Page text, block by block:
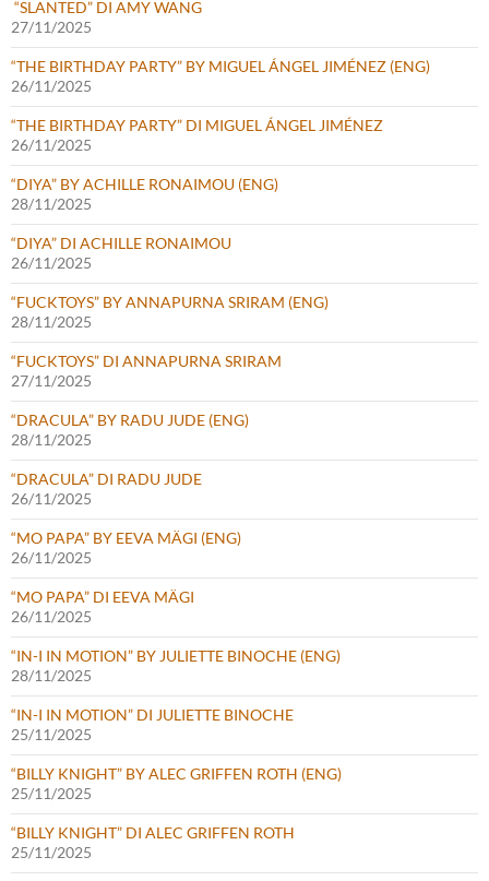
“SLANTED” DI AMY WANG
27/11/2025
“THE BIRTHDAY PARTY” BY MIGUEL ÁNGEL JIMÉNEZ (ENG)
26/11/2025
“THE BIRTHDAY PARTY” DI MIGUEL ÁNGEL JIMÉNEZ
26/11/2025
“DIYA” BY ACHILLE RONAIMOU (ENG)
28/11/2025
“DIYA” DI ACHILLE RONAIMOU
26/11/2025
“FUCKTOYS” BY ANNAPURNA SRIRAM (ENG)
28/11/2025
“FUCKTOYS” DI ANNAPURNA SRIRAM
27/11/2025
“DRACULA” BY RADU JUDE (ENG)
28/11/2025
“DRACULA” DI RADU JUDE
26/11/2025
“MO PAPA” BY EEVA MÄGI (ENG)
26/11/2025
“MO PAPA” DI EEVA MÄGI
26/11/2025
“IN-I IN MOTION” BY JULIETTE BINOCHE (ENG)
28/11/2025
“IN-I IN MOTION” DI JULIETTE BINOCHE
25/11/2025
“BILLY KNIGHT” BY ALEC GRIFFEN ROTH (ENG)
25/11/2025
“BILLY KNIGHT” DI ALEC GRIFFEN ROTH
25/11/2025